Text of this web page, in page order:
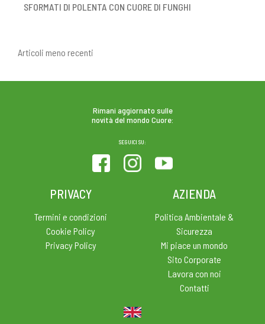
SFORMATI DI POLENTA CON CUORE DI FUNGHI
NAVIGAZIONE
ARTICOLI
Articoli meno recenti
Rimani aggiornato sulle
novità del mondo Cuore:
SEGUICI SU:
PRIVACY
Termini e condizioni
Cookie Policy
Privacy Policy
AZIENDA
Politica Ambientale &
Sicurezza
Mi piace un mondo
Sito Corporate
Lavora con noi
Contatti